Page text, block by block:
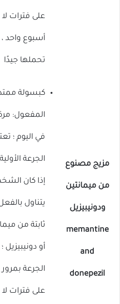
على فترات
أسبوع واحد ،
تحملها جيدًا
مزيج مصنوع
من ميمانتين
ودونيبيزيل
memantine
and
donepezil
كبسولة
المفعول:
في اليوم ؛
الجرعة
إذا كان
يتناول
ثابتة من
أو دونيبيزيل
الجرعة
على فترات